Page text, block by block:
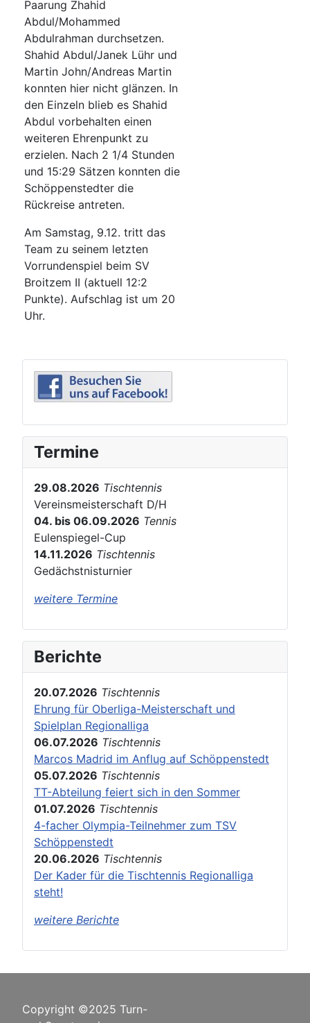
Paarung Zhahid
Abdul/Mohammed
Abdulrahman durchsetzen.
Shahid Abdul/Janek Lühr und
Martin John/Andreas Martin
konnten hier nicht glänzen. In
den Einzeln blieb es Shahid
Abdul vorbehalten einen
weiteren Ehrenpunkt zu
erzielen. Nach 2 1/4 Stunden
und 15:29 Sätzen konnten die
Schöppenstedter die
Rückreise antreten.
Am Samstag, 9.12. tritt das
Team zu seinem letzten
Vorrundenspiel beim SV
Broitzem II (aktuell 12:2
Punkte). Aufschlag ist um 20
Uhr.
Termine
29.08.2026 Tischtennis
Vereinsmeisterschaft D/H
04. bis 06.09.2026 Tennis
Eulenspiegel-Cup
14.11.2026 Tischtennis
Gedächstnisturnier
weitere Termine
Berichte
20.07.2026 Tischtennis
Ehrung für Oberliga-Meisterschaft und
Spielplan Regionalliga
06.07.2026 Tischtennis
Marcos Madrid im Anflug auf Schöppenstedt
05.07.2026 Tischtennis
TT-Abteilung feiert sich in den Sommer
01.07.2026 Tischtennis
4-facher Olympia-Teilnehmer zum TSV
Schöppenstedt
20.06.2026 Tischtennis
Der Kader für die Tischtennis Regionalliga
steht!
weitere Berichte
Copyright ©2025 Turn-